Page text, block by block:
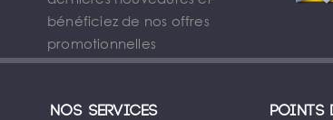
bénéficiez de nos offres
promotionnelles
Nos services Points